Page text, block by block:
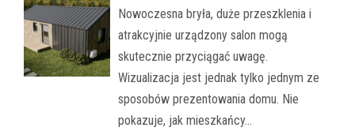
Nowoczesna bryła, duże przeszklenia i
atrakcyjnie urządzony salon mogą
skutecznie przyciągać uwagę.
Wizualizacja jest jednak tylko jednym ze
sposobów prezentowania domu. Nie
pokazuje, jak mieszkańcy…